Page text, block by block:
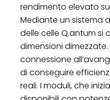
rendimento elevato
Mediante un sistema a
delle celle Q.antum si
dimensioni
connessione
di conseguire
reali. I moduli, che